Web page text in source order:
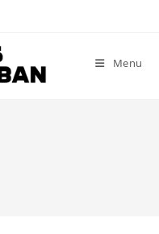
Menu